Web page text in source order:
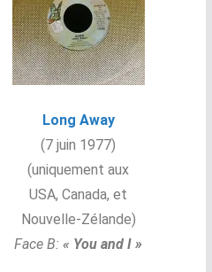
Long Away
(7 juin 1977)
(uniquement aux
USA, Canada, et
Nouvelle-Zélande)
Face B:« You and I »